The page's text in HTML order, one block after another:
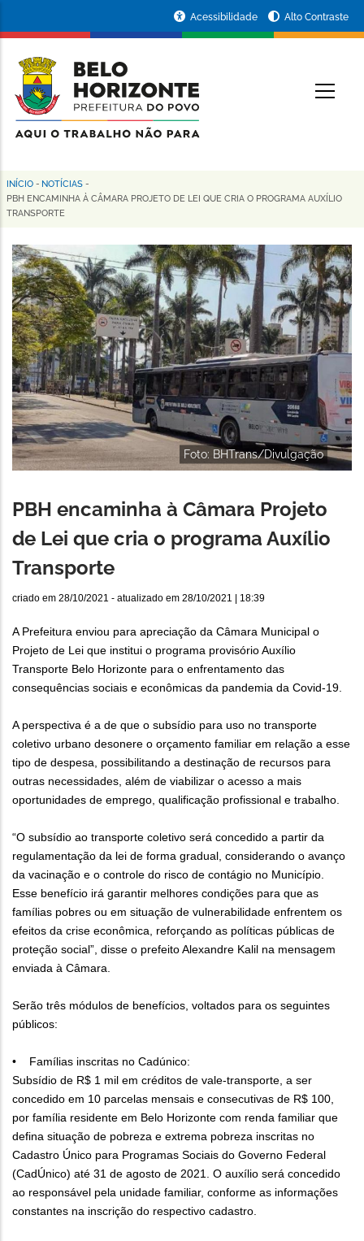
conteúdo
principal
da
Prefeitura
de
Horizonte
Acessibilidade Alto Contraste
Trilha
de
navegação
INÍCIO - NOTÍCIAS -
PBH ENCAMINHA À CÂMARA PROJETO DE LEI QUE CRIA O PROGRAMA AUXÍLIO
TRANSPORTE
Foto: BHTrans/Divulgação
PBH encaminha à Câmara Projeto
de Lei que cria o programa Auxílio
Transporte
criado em 28/10/2021 - atualizado em 28/10/2021 | 18:39
A Prefeitura enviou para apreciação da Câmara Municipal o
Projeto de Lei que institui o programa provisório Auxílio
Transporte Belo Horizonte para o enfrentamento das
consequências sociais e econômicas da pandemia da Covid-19.
A perspectiva é a de que o subsídio para uso no transporte
coletivo urbano desonere o orçamento familiar em relação a esse
tipo de despesa, possibilitando a destinação de recursos para
outras necessidades, além de viabilizar o acesso a mais
oportunidades de emprego, qualificação profissional e trabalho.
“O subsídio ao transporte coletivo será concedido a partir da
regulamentação da lei de forma gradual, considerando o avanço
da vacinação e o controle do risco de contágio no Município.
Esse benefício irá garantir melhores condições para que as
famílias pobres ou em situação de vulnerabilidade enfrentem os
efeitos da crise econômica, reforçando as políticas públicas de
proteção social”, disse o prefeito Alexandre Kalil na mensagem
enviada à Câmara.
Serão três módulos de benefícios, voltados para os seguintes
públicos:
• Famílias inscritas no Cadúnico:
Subsídio de R$ 1 mil em créditos de vale-transporte, a ser
concedido em 10 parcelas mensais e consecutivas de R$ 100,
por família residente em Belo Horizonte com renda familiar que
defina situação de pobreza e extrema pobreza inscritas no
Cadastro Único para Programas Sociais do Governo Federal
(CadÚnico) até 31 de agosto de 2021. O auxílio será concedido
ao responsável pela unidade familiar, conforme as informações
constantes na inscrição do respectivo cadastro.